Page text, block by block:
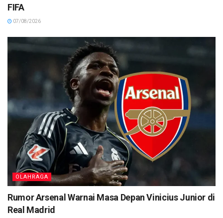
FIFA
07/08/2026
OLAHRAGA
Rumor Arsenal Warnai Masa Depan Vinicius Junior di
Real Madrid